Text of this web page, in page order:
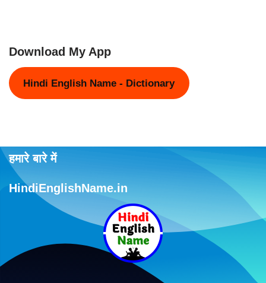
Download My App
Hindi English Name - Dictionary
हमारे बारे में
HindiEnglishName.in